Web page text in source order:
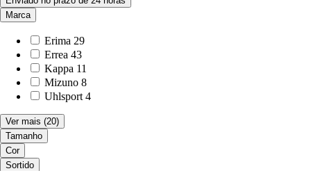
Marca
Erima 29
Errea 43
Kappa 11
Mizuno 8
Uhlsport 4
Ver mais (20)
Tamanho
Cor
Sortido